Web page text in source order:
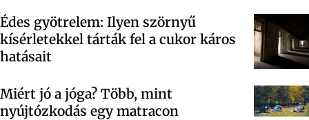
Édes gyötrelem: Ilyen szörnyű
kísérletekkel tárták fel a cukor káros
hatásait
Miért jó a jóga? Több, mint
nyújtózkodás egy matracon